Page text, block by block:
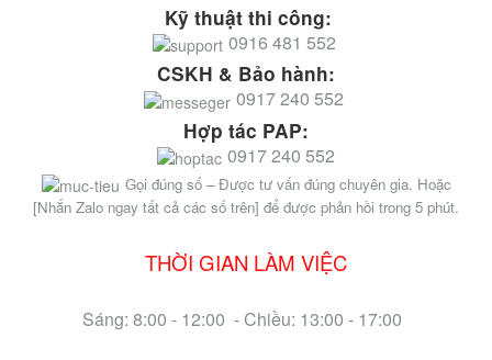
Kỹ thuật thi công:
0916 481 552
CSKH & Bảo hành:
0917 240 552
Hợp tác PAP:
0917 240 552
Gọi đúng số – Được tư vấn đúng chuyên gia. Hoặc
[Nhắn Zalo ngay tất cả các số trên] để được phản hồi trong 5 phút.
THỜI GIAN LÀM VIỆC
Sáng: 8:00 - 12:00 - Chiều: 13:00 - 17:00